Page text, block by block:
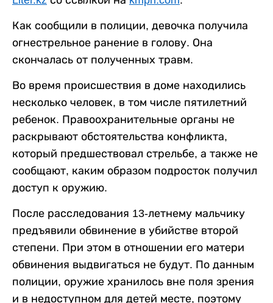
Как сообщили в полиции, девочка получила
огнестрельное ранение в голову. Она
скончалась от полученных травм.
Во время происшествия в доме находились
несколько человек, в том числе пятилетний
ребенок. Правоохранительные органы не
раскрывают обстоятельства конфликта,
который предшествовал стрельбе, а также не
сообщают, каким образом подросток получил
доступ к оружию.
После расследования 13-летнему мальчику
предъявили обвинение в убийстве второй
степени. При этом в отношении его матери
обвинения выдвигаться не будут. По данным
полиции, оружие хранилось вне поля зрения
и в недоступном для детей месте, поэтому